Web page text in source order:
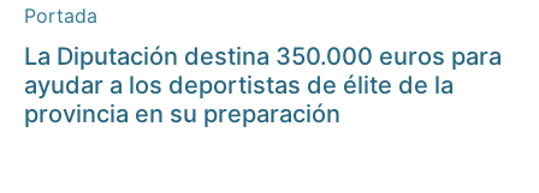
Portada
La Diputación destina 350.000 euros para
ayudar a los deportistas de élite de la
provincia en su preparación